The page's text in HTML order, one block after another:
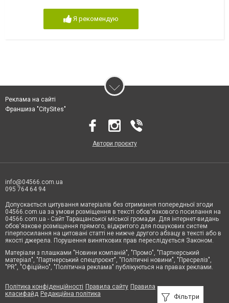
Я рекомендую
Фільтри
Реклама на сайті
Франшиза "CitySites"
Автори проєкту
info@04566.com.ua
095 764 64 94
Допускається цитування матеріалів без отримання попередньої згоди
04566.com.ua за умови розміщення в тексті обов'язкового посилання на
04566.com.ua - Cайт Таращанської міської громади. Для інтернет-видань
обов'язкове розміщення прямого, відкритого для пошукових систем
гіперпосилання на цитовані статті не нижче другого абзацу в тексті або в
якості джерела. Порушення виняткових прав переслідується Законом.
Матеріали з плашками "Новини компаній", "Промо", "Партнерський
матеріал", "Партнерський спецпроєкт", "Політичні новини", "Пресреліз",
"PR", "Офіційно", "Політична реклама" публікуються на правах реклами.
Політика конфіденційності Правила сайту Правила
класифайд Редакційна політика